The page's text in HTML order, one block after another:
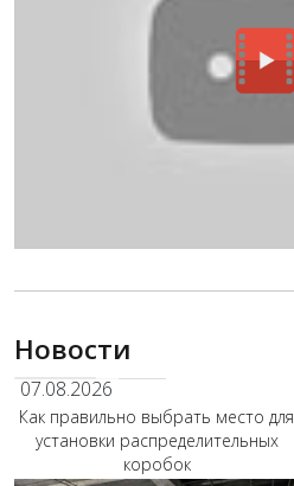
Новости
07.08.2026
Как правильно выбрать место для
установки распределительных
коробок